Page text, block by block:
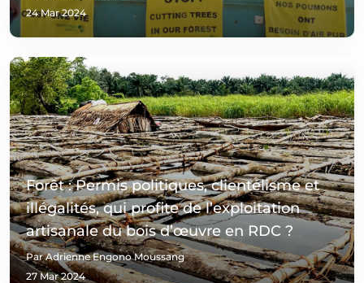
24 Mar 2024
Forêt : Permis politiques, clientélisme et
illégalités, qui profite de l’exploitation
artisanale du bois d’œuvre en RDC ?
Par Adrienne Engono Moussang
27 Mar 2024